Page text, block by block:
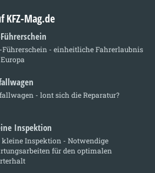
KFZ-Mag.de
Führerschein
Führerschein - einheitliche Fahrerlaubnis
- lont sich die Reparatur?
Inspektion
kleine Inspektion - Notwendige
für den optimalen